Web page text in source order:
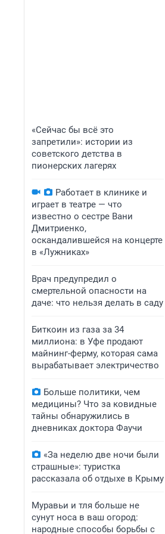
«Сейчас бы всё это
запретили»: истории из
советского детства в
пионерских лагерях
Работает в клинике и
играет в театре — что
известно о сестре Вани
Дмитриенко,
оскандалившейся на концерте
в «Лужниках»
Врач предупредил о
смертельной опасности на
даче: что нельзя делать в саду
Биткоин из газа за 34
миллиона: в Уфе продают
майнинг-ферму, которая сама
вырабатывает электричество
Больше политики, чем
медицины? Что за ковидные
тайны обнаружились в
дневниках доктора Фаучи
«За неделю две ночи были
страшные»: туристка
рассказала об отдыхе в Крыму
Муравьи и тля больше не
сунут носа в ваш огород:
народные способы борьбы с